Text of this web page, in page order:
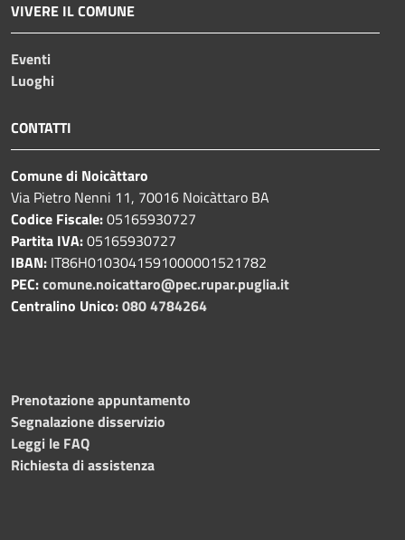
VIVERE IL COMUNE
Eventi
Luoghi
CONTATTI
Comune di Noicàttaro
Via Pietro Nenni 11, 70016 Noicàttaro BA
Codice Fiscale:05165930727
Partita IVA:05165930727
IBAN: IT86H0103041591000001521782
PEC:comune.noicattaro@pec.rupar.puglia.it
Centralino Unico:080 4784264
Prenotazione appuntamento
Segnalazione disservizio
Leggi le FAQ
Richiesta di assistenza